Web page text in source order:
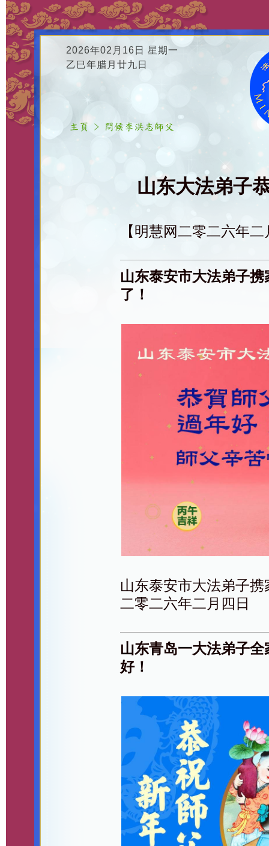
2026年02月16日 星期一
乙巳年腊月廿九日
山东大法弟子
【明慧网二零二六年
山东泰安市大法弟子
了！
山东泰安市大法弟子携
二零二六年二月四日
山东青岛一大法弟子
好！